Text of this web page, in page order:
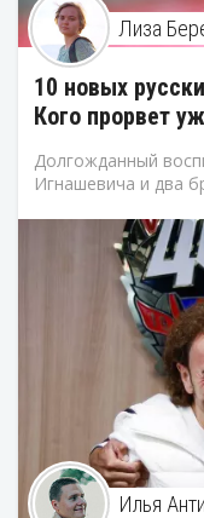
Лиза
10 новых
Кого прорвет
Долгожданный
Игнашевича и два
Илья